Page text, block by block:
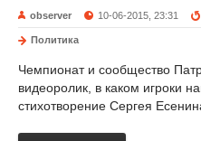
observer 10-06-2015, 23:31
Политика
Чемпионат и сообщество
видеоролик, в каком игроки
стихотворение Сергея